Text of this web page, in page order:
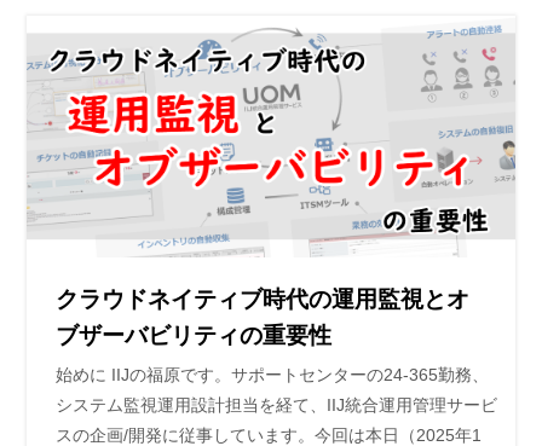
クラウドネイティブ時代の運用監視とオ
ブザーバビリティの重要性
始めに IIJの福原です。サポートセンターの24-365勤務、
システム監視運用設計担当を経て、IIJ統合運用管理サービ
スの企画/開発に従事しています。今回は本日（2025年1